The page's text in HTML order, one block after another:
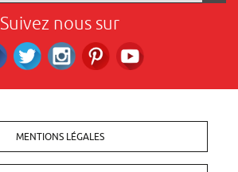
Suivez nous sur
MENTIONS LÉGALES